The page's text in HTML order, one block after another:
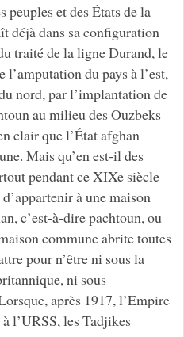
peuples et des États de la
déjà dans sa configuration
traité de la ligne Durand, le
du pays à l’est,
nord, par l’implantation de
au milieu des Ouzbeks
clair que l’État afghan
Mais qu’en est-il des
pendant ce XIXe siècle
à une maison
c’est-à-dire pachtoun, ou
commune abrite toutes
pour n’être ni sous la
ni sous
après 1917, l’Empire
l’URSS, les Tadjikes